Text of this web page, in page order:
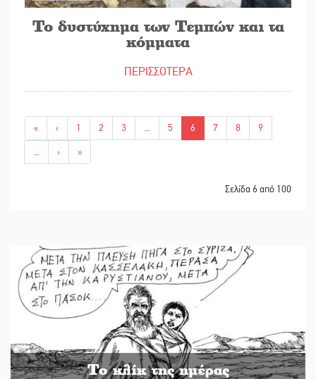
Το δυστύχημα των Τεμπών και τα
κόμματα
ΠΕΡΙΣΣΟΤΕΡΑ
« ‹ 1 2 3 ... 5 6 7 8
9
...
› »
Σελίδα 6 από 100
Το κλίκ της ημέρας